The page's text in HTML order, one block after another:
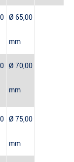
Ø 65,00
mm
Ø 70,00
mm
Ø 75,00
mm